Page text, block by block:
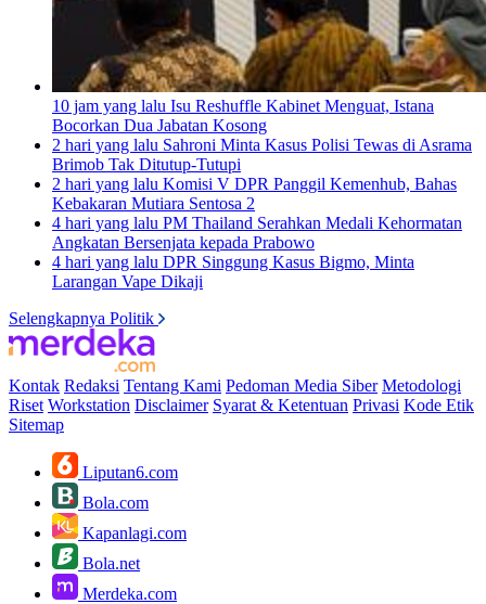
10 jam yang lalu Isu Reshuffle Kabinet Menguat, Istana
Bocorkan Dua Jabatan Kosong
2 hari yang lalu Sahroni Minta Kasus Polisi Tewas di Asrama
Brimob Tak Ditutup-Tutupi
2 hari yang lalu Komisi V DPR Panggil Kemenhub, Bahas
Kebakaran Mutiara Sentosa 2
4 hari yang lalu PM Thailand Serahkan Medali Kehormatan
Angkatan Bersenjata kepada Prabowo
4 hari yang lalu DPR Singgung Kasus Bigmo, Minta
Larangan Vape Dikaji
Selengkapnya Politik
Kontak Redaksi Tentang Kami Pedoman Media Siber Metodologi
Riset Workstation Disclaimer Syarat & Ketentuan Privasi Kode Etik
Sitemap
Liputan6.com
Bola.com
Kapanlagi.com
Bola.net
Merdeka.com